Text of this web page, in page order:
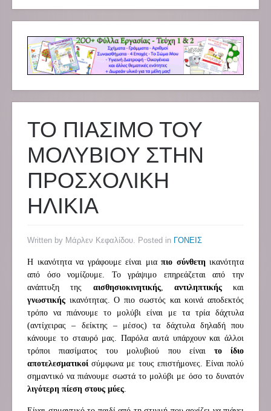
ΤΟ ΠΙΑΣΙΜΟ ΤΟΥ
ΜΟΛΥΒΙΟΥ ΣΤΗΝ
ΠΡΟΣΧΟΛΙΚΗ
ΗΛΙΚΙΑ
Written by Μάρλεν Κεφαλίδου. Posted in ΓΟΝΕΙΣ
Η ικανότητα να γράφουμε είναι μια πιο σύνθετηικανότητα
από όσο νομίζουμε. Το γράψιμο επηρεάζεται από την
ανάπτυξη της αισθησιοκινητικής, αντιληπτικήςκαι
γνωστικής ικανότητας. Ο πιο σωστός και κοινά αποδεκτός
τρόπο να πιάνουμε το μολύβι είναι με τα τρία δάχτυλα
(αντίχειρας – δείκτης – μέσος) τα δάχτυλα δηλαδή που
κάνουμε το σταυρό μας. Παρόλα αυτά υπάρχουν και άλλοι
τρόποι πιασίματος του μολυβιού που είναι το ίδιο
αποτελεσματικοίσύμφωνα με τους επιστήμονες. Είναι πολύ
σημαντικό να πιάνουμε σωστά το μολύβι με όσο το δυνατόν
λιγότερη πίεση στους μύες.